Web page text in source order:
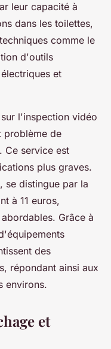
leur capacité à
dans les toilettes,
comme le
d'outils
et
l'inspection vidéo
problème de
Ce service est
plus graves.
se distingue par la
à 11 euros,
Grâce à
des
répondant ainsi aux
environs.
et